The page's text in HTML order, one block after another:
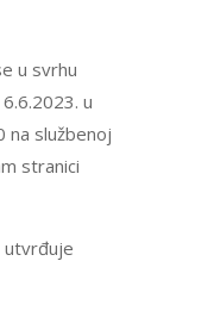
u svrhu
u
na službenoj
stranici
utvrđuje